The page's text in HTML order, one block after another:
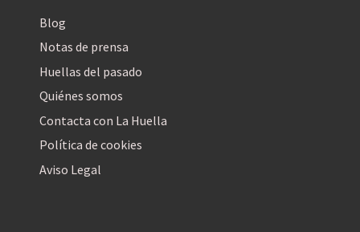
Blog
Notas de prensa
Huellas del pasado
Quiénes somos
Contacta con La Huella
Política de cookies
Aviso Legal